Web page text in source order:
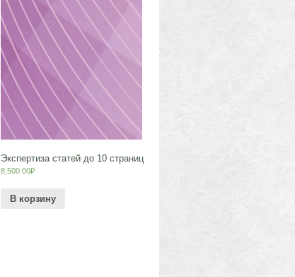
Экспертиза статей до 10 страниц
8,500.00₽
В корзину